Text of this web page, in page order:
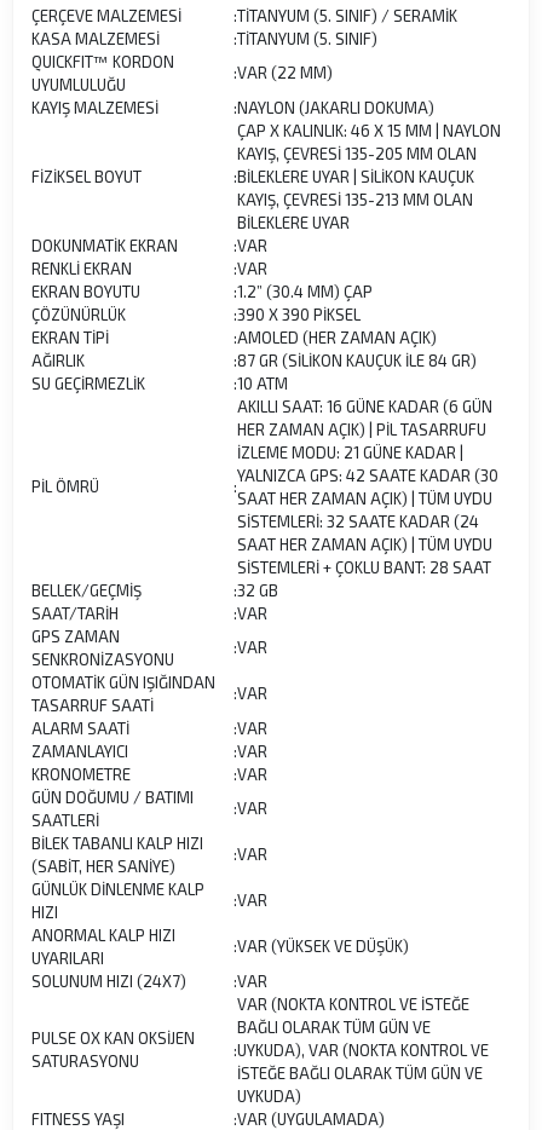
ÇERÇEVE MALZEMESİ
:TİTANYUM (5. SINIF) / SERAMİK
KASA MALZEMESİ
:TİTANYUM (5. SINIF)
QUICKFIT™ KORDON
UYUMLULUĞU
:VAR (22 MM)
KAYIŞ MALZEMESİ
:NAYLON (JAKARLI DOKUMA)
FİZİKSEL BOYUT :
ÇAP X KALINLIK: 46 X 15 MM | NAYLON
KAYIŞ, ÇEVRESİ 135-205 MM OLAN
BİLEKLERE UYAR | SİLİKON KAUÇUK
KAYIŞ, ÇEVRESİ 135-213 MM OLAN
BİLEKLERE UYAR
DOKUNMATİK EKRAN
:VAR
RENKLİ EKRAN
:VAR
EKRAN BOYUTU
:1.2” (30.4 MM) ÇAP
ÇÖZÜNÜRLÜK
:390 X 390 PİKSEL
EKRAN TİPİ
:AMOLED (HER ZAMAN AÇIK)
AĞIRLIK
:87 GR (SİLİKON KAUÇUK İLE 84 GR)
SU GEÇİRMEZLİK
:10 ATM
PİL ÖMRÜ :
AKILLI SAAT: 16 GÜNE KADAR (6 GÜN
HER ZAMAN AÇIK) | PİL TASARRUFU
İZLEME MODU: 21 GÜNE KADAR |
YALNIZCA GPS: 42 SAATE KADAR (30
SAAT HER ZAMAN AÇIK) | TÜM UYDU
SİSTEMLERİ: 32 SAATE KADAR (24
SAAT HER ZAMAN AÇIK) | TÜM UYDU
SİSTEMLERİ + ÇOKLU BANT: 28 SAAT
BELLEK/GEÇMİŞ
:32 GB
SAAT/TARİH
:VAR
GPS ZAMAN
SENKRONİZASYONU
:VAR
OTOMATİK GÜN IŞIĞINDAN
TASARRUF SAATİ
:VAR
ALARM SAATİ
:VAR
ZAMANLAYICI
:VAR
KRONOMETRE
:VAR
GÜN DOĞUMU / BATIMI
SAATLERİ
:VAR
BİLEK TABANLI KALP HIZI
(SABİT, HER SANİYE)
:VAR
GÜNLÜK DİNLENME KALP
HIZI
:VAR
ANORMAL KALP HIZI
UYARILARI
:VAR (YÜKSEK VE DÜŞÜK)
SOLUNUM HIZI (24X7)
:VAR
PULSE OX KAN OKSİJEN
SATURASYONU
:
VAR (NOKTA KONTROL VE İSTEĞE
BAĞLI OLARAK TÜM GÜN VE
UYKUDA), VAR (NOKTA KONTROL VE
İSTEĞE BAĞLI OLARAK TÜM GÜN VE
UYKUDA)
FITNESS YAŞI
:VAR (UYGULAMADA)